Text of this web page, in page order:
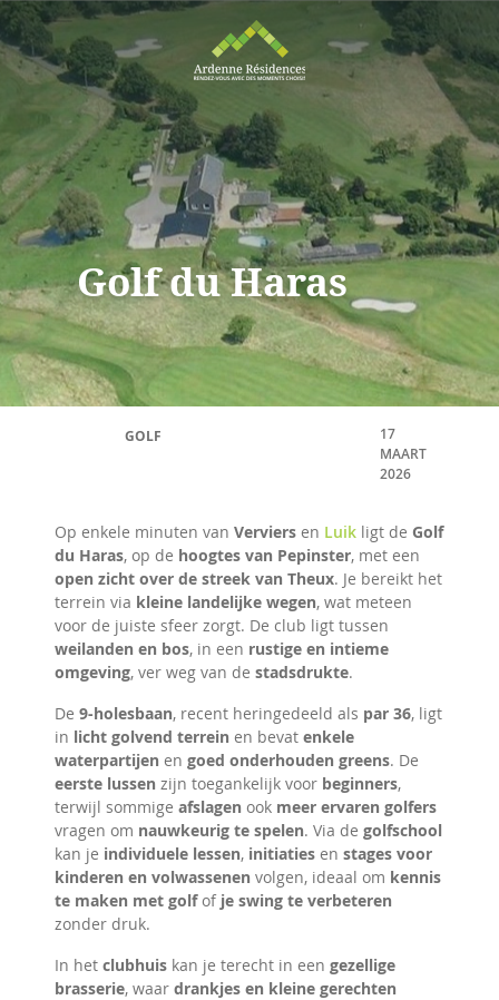
Golf du Haras
GOLF
17
MAART
2026
Op enkele minuten van Verviers en Luik ligt de Golf
du Haras, op de hoogtes van Pepinster, met een
open zicht over de streek van Theux. Je bereikt het
terrein via kleine landelijke wegen, wat meteen
voor de juiste sfeer zorgt. De club ligt tussen
weilanden en bos, in een rustige en intieme
omgeving, ver weg van de stadsdrukte.
De 9-holesbaan, recent heringedeeld als par 36, ligt
in licht golvend terrein en bevat enkele
waterpartijen en goed onderhouden greens. De
eerste lussen zijn toegankelijk voor beginners,
terwijl sommige afslagen ook meer ervaren golfers
vragen om nauwkeurig te spelen. Via de golfschool
kan je individuele lessen, initiaties en stages voor
kinderen en volwassenen volgen, ideaal om kennis
te maken met golfof je swing te verbeteren
zonder druk.
In het clubhuis kan je terecht in een gezellige
brasserie, waar drankjes en kleine gerechten